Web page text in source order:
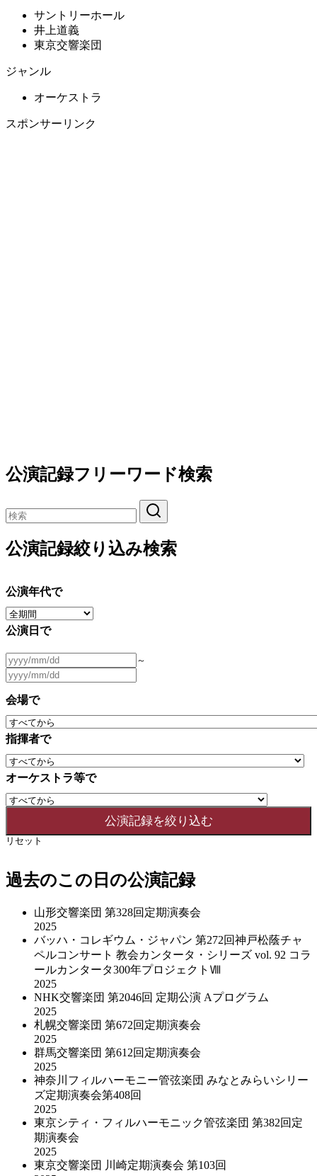
サントリーホール
井上道義
東京交響楽団
ジャンル
オーケストラ
スポンサーリンク
公演記録フリーワード検索
公演記録絞り込み検索
公演年代で
公演日で
～
会場で
指揮者で
オーケストラ等で
リセット
過去のこの日の公演記録
山形交響楽団 第328回定期演奏会
2025
バッハ・コレギウム・ジャパン 第272回神戸松蔭チャ
ペルコンサート 教会カンタータ・シリーズ vol. 92 コラ
ールカンタータ300年プロジェクトⅧ
2025
NHK交響楽団 第2046回 定期公演 Aプログラム
2025
札幌交響楽団 第672回定期演奏会
2025
群馬交響楽団 第612回定期演奏会
2025
神奈川フィルハーモニー管弦楽団 みなとみらいシリー
ズ定期演奏会第408回
2025
東京シティ・フィルハーモニック管弦楽団 第382回定
期演奏会
2025
東京交響楽団 川崎定期演奏会 第103回